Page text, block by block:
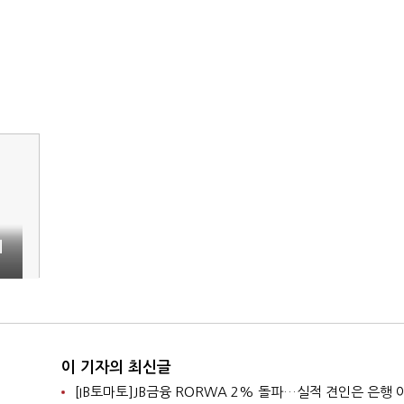
이 기자의 최신글